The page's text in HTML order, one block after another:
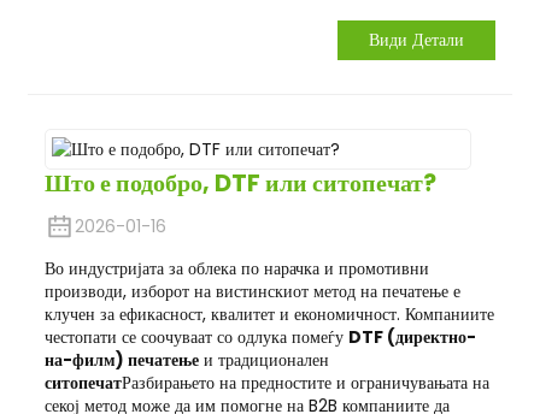
Види Детали
Што е подобро, DTF или ситопечат?
2026-01-16
Во индустријата за облека по нарачка и промотивни
производи, изборот на вистинскиот метод на печатење е
клучен за ефикасност, квалитет и економичност. Компаниите
честопати се соочуваат со одлука помеѓу DTF (директно-
на-филм) печатењеи традиционален
ситопечатРазбирањето на предностите и ограничувањата на
секој метод може да им помогне на B2B компаниите да